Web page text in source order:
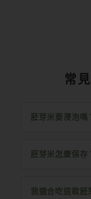
常
胚芽米要浸泡嗎
胚芽米怎麼保存
我適合吃這款胚